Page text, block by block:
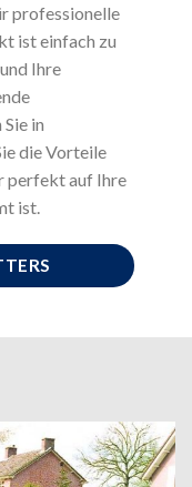
professionelle
ist einfach zu
Ihre
in
die Vorteile
perfekt auf Ihre
ist.